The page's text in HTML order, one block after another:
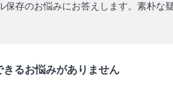
存のお悩みにお答えします。素朴な
きるお悩みがありません